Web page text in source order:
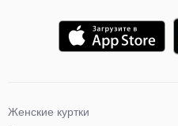
Женские куртки